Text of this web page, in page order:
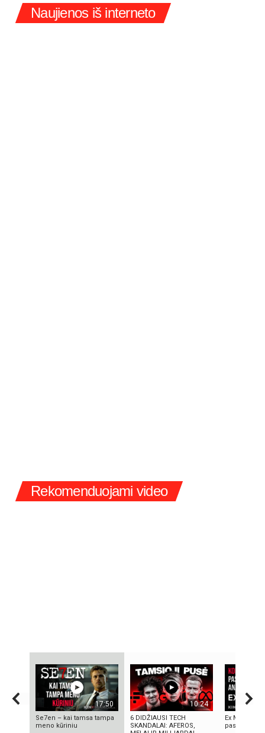
Naujienos iš interneto
Rekomenduojami video
17:50
Se7en – kai tamsa tampa
meno kūriniu
10:24
6 DIDŽIAUSI TECH
SKANDALAI: AFEROS,
Ex
pasirinkimo